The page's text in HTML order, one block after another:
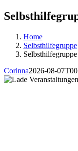
Home
Selbsthilfegruppe
Corinna2026-08-